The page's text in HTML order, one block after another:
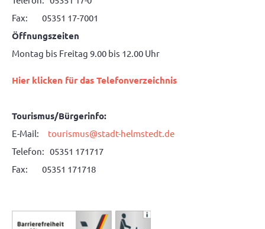
Fax: 05351 17-7001
Öffnungszeiten
Montag bis Freitag 9.00 bis 12.00 Uhr
Hier klicken für das Telefonverzeichnis
Tourismus/Bürgerinfo:
E-Mail: tourismus@stadt-helmstedt.de
Telefon: 05351 171717
Fax: 05351 171718